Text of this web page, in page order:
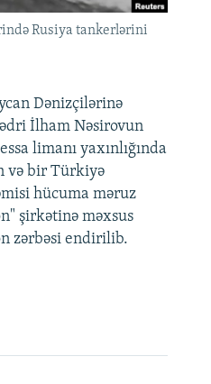
Rusiya tankerlərini
Dənizçilərinə
İlham Nəsirovun
limanı yaxınlığında
və bir Türkiyə
hücuma məruz
şirkətinə məxsus
zərbəsi endirilib.